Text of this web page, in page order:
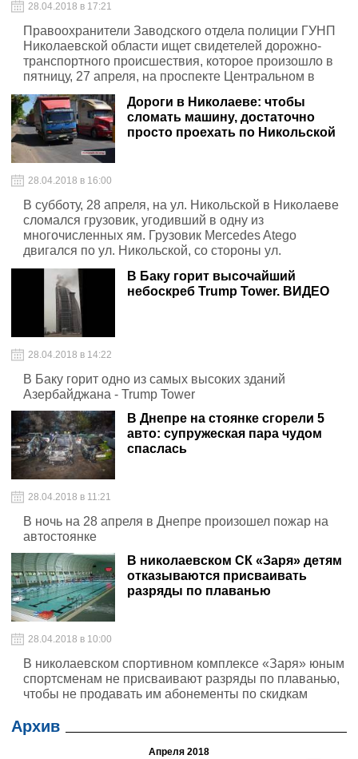
28.04.2018 в 17:21
Правоохранители Заводского отдела полиции ГУНП
Николаевской области ищет свидетелей дорожно-
транспортного происшествия, которое произошло в
пятницу, 27 апреля, на проспекте Центральном в
Николаеве
Дороги в Николаеве: чтобы
сломать машину, достаточно
просто проехать по Никольской
28.04.2018 в 16:00
В субботу, 28 апреля, на ул. Никольской в Николаеве
сломался грузовик, угодивший в одну из
многочисленных ям. Грузовик Mercedes Atego
двигался по ул. Никольской, со стороны ул.
Артиллерийской, в направлении ул. Большой
Морской
В Баку горит высочайший
небоскреб Trump Tower. ВИДЕО
28.04.2018 в 14:22
В Баку горит одно из самых высоких зданий
Азербайджана - Trump Tower
В Днепре на стоянке сгорели 5
авто: супружеская пара чудом
спаслась
28.04.2018 в 11:21
В ночь на 28 апреля в Днепре произошел пожар на
автостоянке
В николаевском СК «Заря» детям
отказываются присваивать
разряды по плаванью
28.04.2018 в 10:00
В николаевском спортивном комплексе «Заря» юным
спортсменам не присваивают разряды по плаванью,
чтобы не продавать им абонементы по скидкам
Архив
Апреля 2018